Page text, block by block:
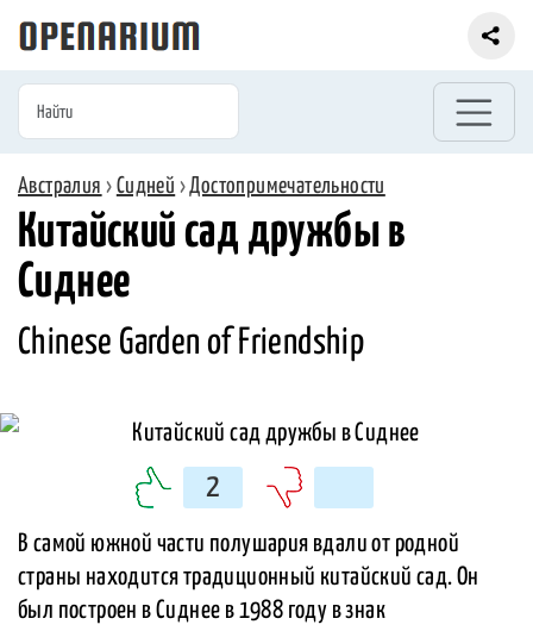
Австралия › Сидней ›Достопримечательности
Китайский сад дружбы в
Сиднее
Chinese Garden of Friendship
2
В самой южной части полушария вдали от родной
страны находится традиционный китайский сад. Он
был построен в Сиднее в 1988 году в знак